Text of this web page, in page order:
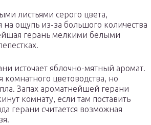
листьями серого цвета,
ощупь из-за большого количества
герань мелкими белыми
источает яблочно-мятный аромат.
цветоводства, но
Запах ароматнейшей герани
комнату, если там поставить
герани считается возможная